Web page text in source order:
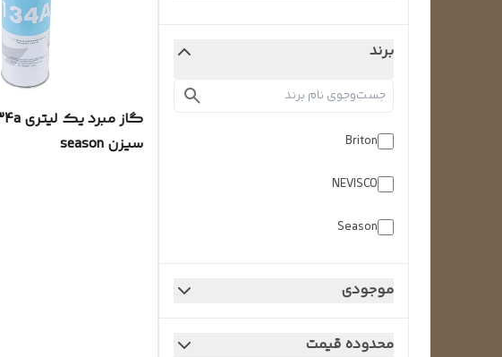
برند
Briton
NEVISCO
Season
موجودی
محدوده قیمت
سیزن season